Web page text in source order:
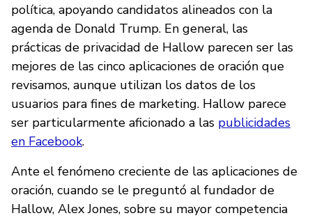
política, apoyando candidatos alineados con la
agenda de Donald Trump. En general, las
prácticas de privacidad de Hallow parecen ser las
mejores de las cinco aplicaciones de oración que
revisamos, aunque utilizan los datos de los
usuarios para fines de marketing. Hallow parece
ser particularmente aficionado a las publicidades
en Facebook.
Ante el fenómeno creciente de las aplicaciones de
oración, cuando se le preguntó al fundador de
Hallow, Alex Jones, sobre su mayor competencia